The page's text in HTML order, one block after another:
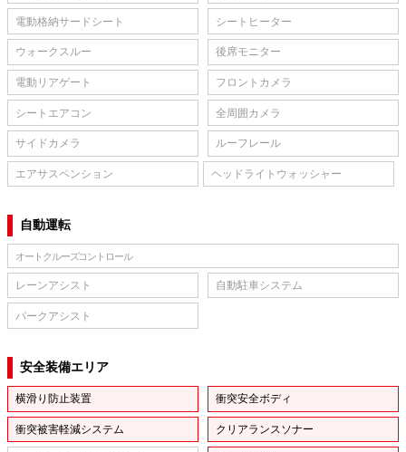
電動格納サードシート シートヒーター
ウォークスルー 後席モニター
電動リアゲート フロントカメラ
シートエアコン 全周囲カメラ
サイドカメラ ルーフレール
エアサスペンション ヘッドライトウォッシャー
自動運転
オートクルーズコントロール
レーンアシスト 自動駐車システム
パークアシスト
安全装備エリア
横滑り防止装置 衝突安全ボディ
衝突被害軽減システム クリアランスソナー